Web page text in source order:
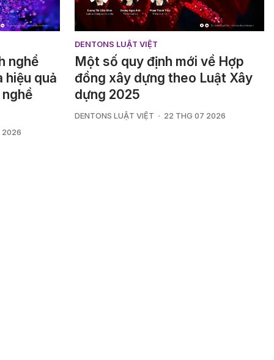
nghề
hiệu quả
2026
DENTONS LUẬT VIỆT
Một số quy định mới về Hợp
đồng xây dựng theo Luật Xây
dựng 2025
DENTONS LUẬT VIỆT 22 THG 07 2026